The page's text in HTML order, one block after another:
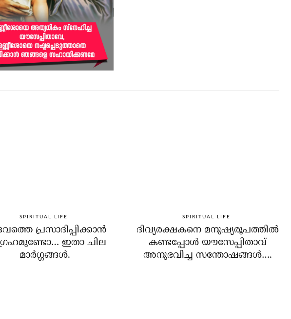
SPIRITUAL LIFE
പ്രസാദിപ്പിക്കാന്‍
ഇതാ ചില
മാര്‍ഗ്ഗങ്ങള്‍.
SPIRITUAL LIFE
ദിവ്യരക്ഷകനെ മനുഷ്യരൂപത്തില്‍
കണ്ടപ്പോള്‍ യൗസേപ്പിതാവ്
അനുഭവിച്ച സന്തോഷങ്ങള്‍….